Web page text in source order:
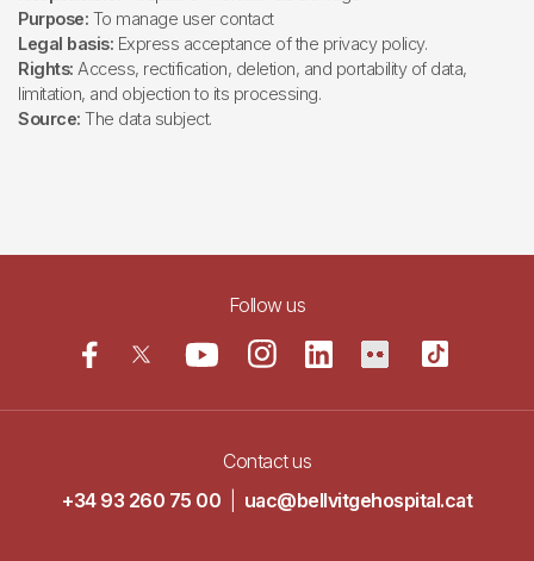
Purpose: To manage user contact
Legal basis: Express acceptance of the privacy policy.
Rights: Access, rectification, deletion, and portability of data,
limitation, and objection to its processing.
Source: The data subject.
Follow us
Contact us
+34 93 260 75 00
uac@bellvitgehospital.cat